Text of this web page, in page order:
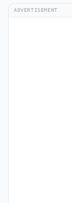
ADVERTISEMENT